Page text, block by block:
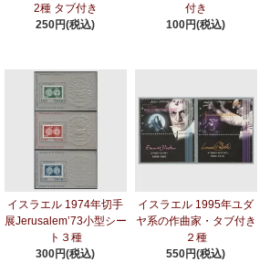
2種 タブ付き
250円(税込)
付き
100円(税込)
イスラエル 1974年切手
展Jerusalem’73小型シー
ト３種
300円(税込)
イスラエル 1995年ユダ
ヤ系の作曲家・タブ付き
２種
550円(税込)